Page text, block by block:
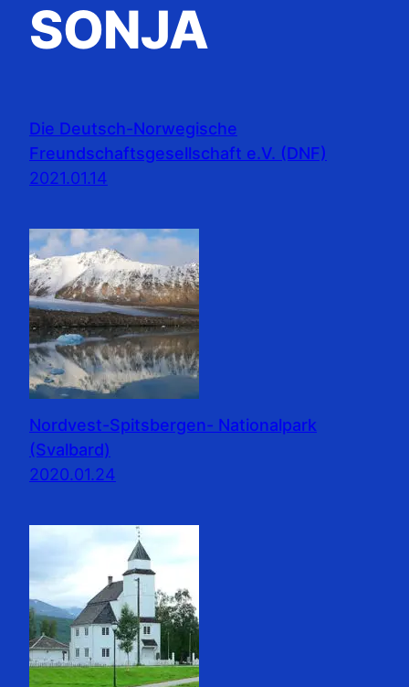
SONJA
Die Deutsch-Norwegische
Freundschaftsgesellschaft e.V. (DNF)
2021.01.14
Nordvest-Spitsbergen- Nationalpark
(Svalbard)
2020.01.24